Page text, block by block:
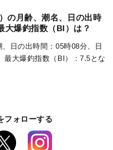
の月齢、潮名、日の出時
大爆釣指数（BI）は？
日の出時間：05時08分、日
最大爆釣指数（BI）：7.5とな
フォローする